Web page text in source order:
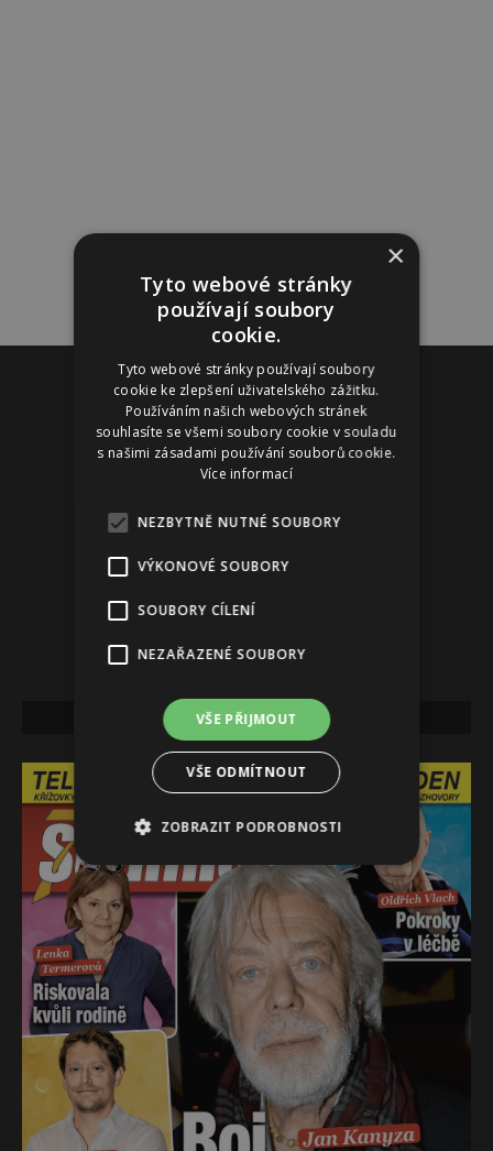
Reklama
NEJNOVĚJŠÍ VYDÁNÍ
×
Tyto webové stránky
používají soubory
cookie.
Tyto webové stránky používají soubory
cookie ke zlepšení uživatelského zážitku.
Používáním našich webových stránek
souhlasíte se všemi soubory cookie v souladu
s našimi zásadami používání souborů cookie.
Více informací
NEZBYTNĚ NUTNÉ SOUBORY
VÝKONOVÉ SOUBORY
SOUBORY CÍLENÍ
NEZAŘAZENÉ SOUBORY
VŠE PŘIJMOUT
VŠE ODMÍTNOUT
ZOBRAZIT PODROBNOSTI